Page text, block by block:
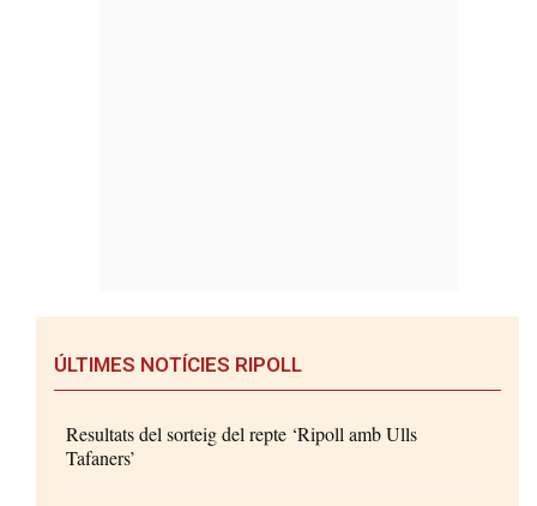
ÚLTIMES NOTÍCIES RIPOLL
Resultats del sorteig del repte ‘Ripoll amb Ulls
Tafaners’